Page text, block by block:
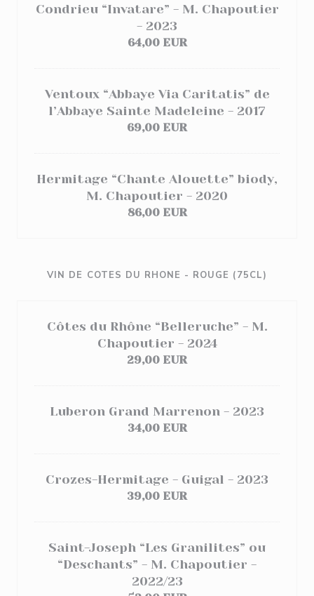
Condrieu “Invatare” - M. Chapoutier
- 2023
64,00 EUR
Ventoux “Abbaye Via Caritatis” de
l’Abbaye Sainte Madeleine - 2017
69,00 EUR
Hermitage “Chante Alouette” biody,
M. Chapoutier - 2020
86,00 EUR
VIN DE COTES DU RHONE - ROUGE (75CL)
Côtes du Rhône “Belleruche” - M.
Chapoutier - 2024
29,00 EUR
Luberon Grand Marrenon - 2023
34,00 EUR
Crozes-Hermitage - Guigal - 2023
39,00 EUR
Saint-Joseph “Les Granilites” ou
“Deschants” - M. Chapoutier -
2022/23